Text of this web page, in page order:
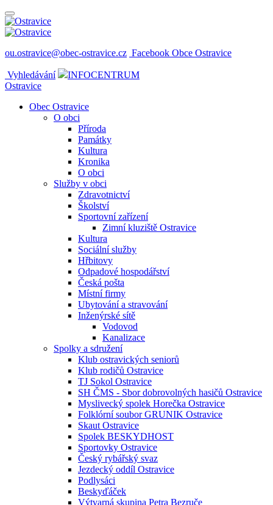
ou.ostravice@obec-ostravice.cz Facebook Obce Ostravice
Vyhledávání
INFOCENTRUM
Ostravice
Obec Ostravice
O obci
Příroda
Památky
Kultura
Kronika
O obci
Služby v obci
Zdravotnictví
Školství
Sportovní zařízení
Zimní kluziště Ostravice
Kultura
Sociální služby
Hřbitovy
Odpadové hospodářství
Česká pošta
Místní firmy
Ubytování a stravování
Inženýrské sítě
Vodovod
Kanalizace
Spolky a sdružení
Klub ostravických seniorů
Klub rodičů Ostravice
TJ Sokol Ostravice
SH ČMS - Sbor dobrovolných hasičů Ostravice
Myslivecký spolek Horečka Ostravice
Folklórní soubor GRUNIK Ostravice
Skaut Ostravice
Spolek BESKYDHOST
Sportovky Ostravice
Český rybářský svaz
Jezdecký oddíl Ostravice
Podlysáci
Beskyďáček
Výtvarná skupina Petra Bezruče